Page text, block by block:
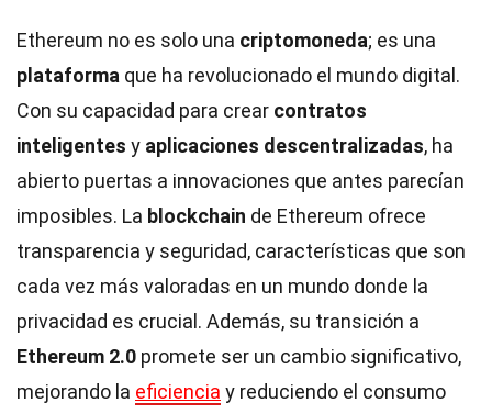
Ethereum no es solo una criptomoneda; es una
plataforma que ha revolucionado el mundo digital.
Con su capacidad para crear contratos
inteligentes y aplicaciones descentralizadas, ha
abierto puertas a innovaciones que antes parecían
imposibles. La blockchain de Ethereum ofrece
transparencia y seguridad, características que son
cada vez más valoradas en un mundo donde la
privacidad es crucial. Además, su transición a
Ethereum 2.0 promete ser un cambio significativo,
mejorando la eficiencia y reduciendo el consumo